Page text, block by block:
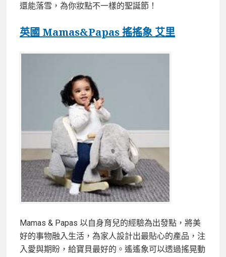
還能落雪，為你妝點不一樣的聖誕節！
英國 Mamas&Papas 搖搖象 艾里
Mamas & Papas 以自身育兒的經驗為出發點，將美
好的事物融入生活，為家人設計出最貼心的產品，注
入愛與期盼，給寶貝最好的。遙遙象可以透過搖晃動